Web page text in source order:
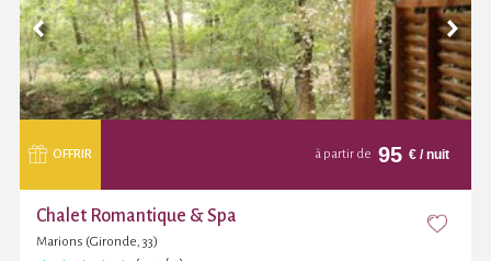
OFFRIR à partir de 95 € / nuit
Chalet Romantique & Spa
Marions (Gironde, 33)